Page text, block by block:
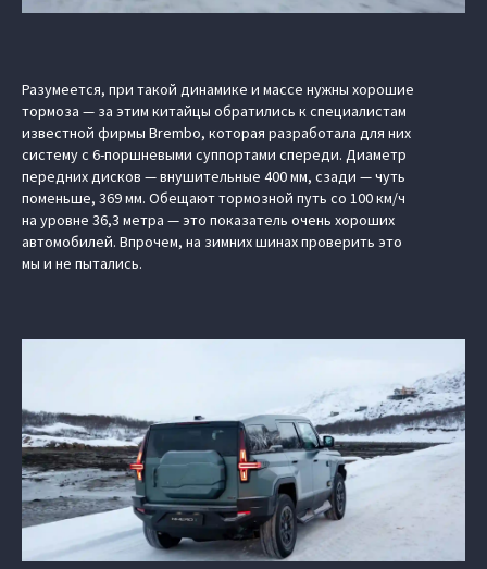
Разумеется, при такой динамике и массе нужны хорошие
тормоза — за этим китайцы обратились к специалистам
известной фирмы Brembo, которая разработала для них
систему с 6-поршневыми суппортами спереди. Диаметр
передних дисков — внушительные 400 мм, сзади — чуть
поменьше, 369 мм. Обещают тормозной путь со 100 км/ч
на уровне 36,3 метра — это показатель очень хороших
автомобилей. Впрочем, на зимних шинах проверить это
мы и не пытались.